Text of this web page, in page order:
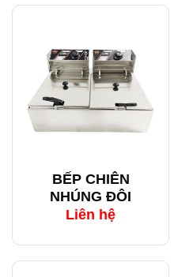
BẾP CHIÊN
NHÚNG ĐÔI
Liên hệ